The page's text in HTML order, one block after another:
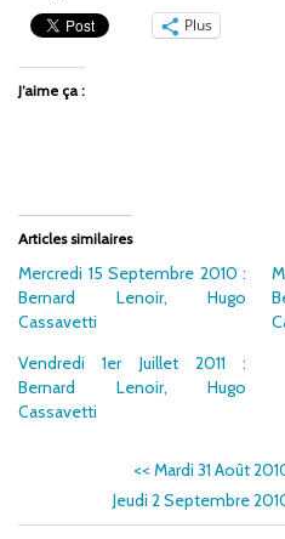
Plus
J’aime ça :
Articles similaires
Mercredi 15 Septembre 2010 :
Bernard Lenoir, Hugo
Cassavetti
Vendredi 1er Juillet 2011 :
Bernard Lenoir, Hugo
Cassavetti
<< Mardi 31 Août
Jeudi 2 Septembre